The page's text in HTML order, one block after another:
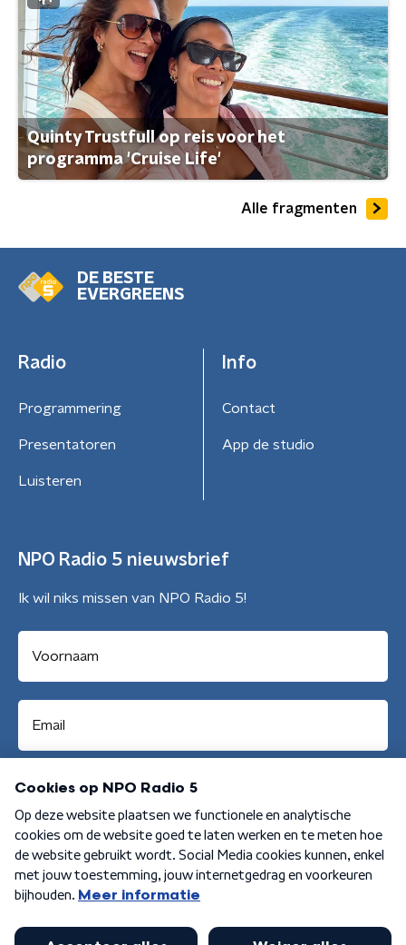
Quinty Trustfull op reis voor het
programma 'Cruise Life'
Alle fragmenten
DE BESTE
EVERGREENS
Radio
Programmering
Presentatoren
Luisteren
Info
Contact
App de studio
NPO Radio 5 nieuwsbrief
Ik wil niks missen van NPO Radio 5!
Aanmelden
Algemene voorwaarden